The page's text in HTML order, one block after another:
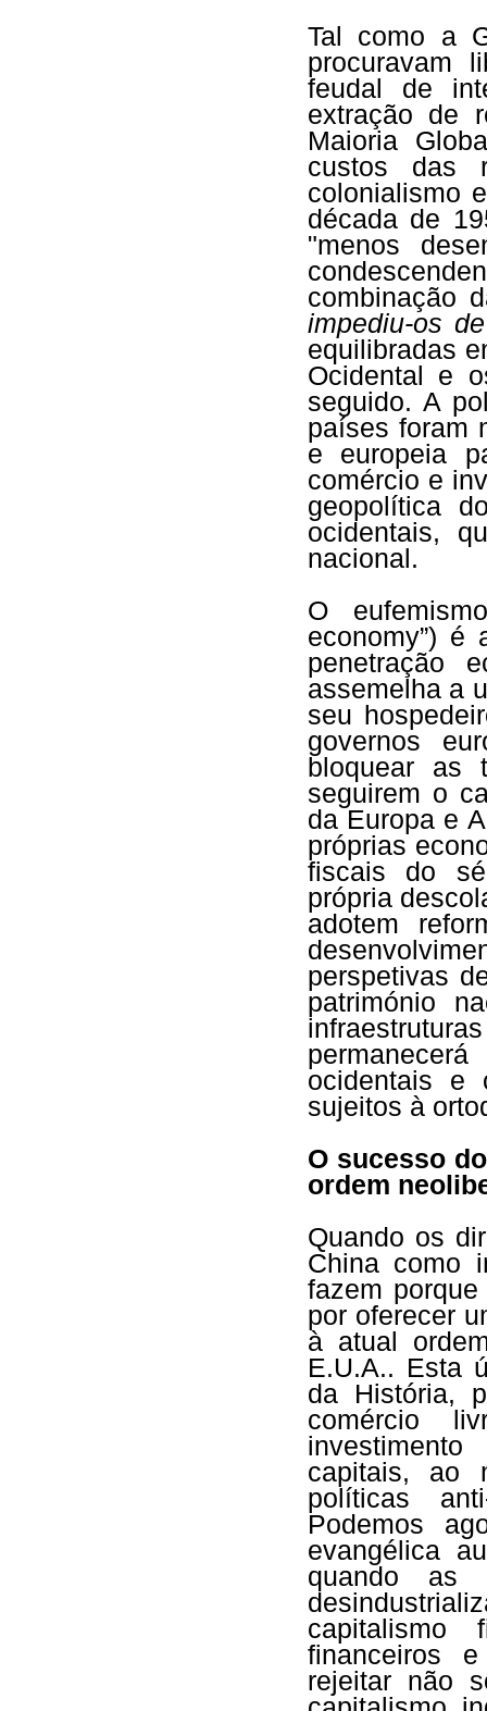
Tal como a
procuravam
feudal de
extração de
Maioria
custos das
colonialismo
década de
"menos
combinação
impediu-os de
equilibradas
Ocidental e
seguido. A
países foram
e europeia
comércio e
geopolítica
ocidentais,
nacional.
O
economy”) é
penetração
assemelha a
seu
governos
bloquear as
seguirem o
da Europa e
próprias
fiscais do
própria
adotem
perspetivas
património
ocidentais e
sujeitos à
O sucesso
ordem
Quando os
China como
fazem
por oferecer
à atual
E.U.A.. Esta
da História,
comércio
capitais, ao
políticas
Podemos
evangélica
quando as
capitalismo
financeiros
rejeitar não